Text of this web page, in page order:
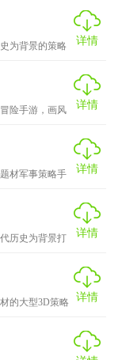
为背景的策略
详情
险手游，画风
详情
材军事策略手
详情
历史为背景打
详情
的大型3D策略
详情